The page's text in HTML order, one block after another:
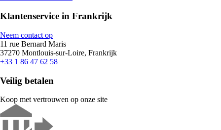
Klantenservice in Frankrijk
Neem contact op
11 rue Bernard Maris
37270 Montlouis-sur-Loire, Frankrijk
+33 1 86 47 62 58
Veilig betalen
Koop met vertrouwen op onze site